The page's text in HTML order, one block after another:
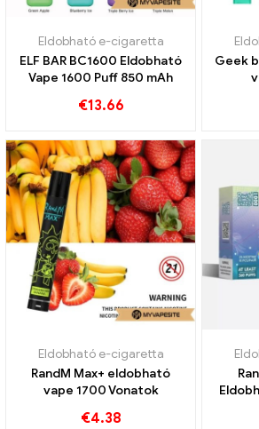
Eldobható e-cigaretta
ELF BAR BC1600 Eldobható
Vape 1600 Puff 850 mAh
€13.66
Geek
Eldobható e-cigaretta
RandM Max+ eldobható
vape 1700 Vonatok
€4.38